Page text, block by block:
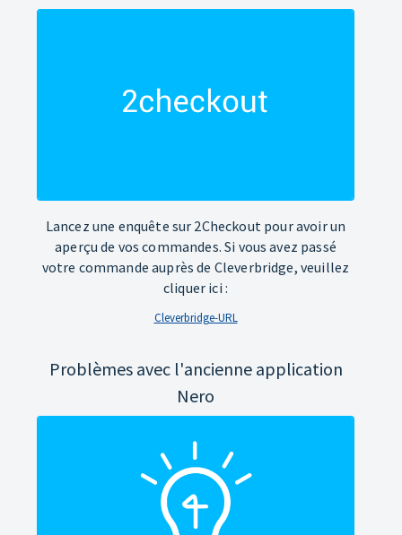
Lancez une enquête sur 2Checkout pour avoir un
aperçu de vos commandes. Si vous avez passé
votre commande auprès de Cleverbridge, veuillez
cliquer ici :
Cleverbridge-URL
Problèmes avec l'ancienne application
Nero